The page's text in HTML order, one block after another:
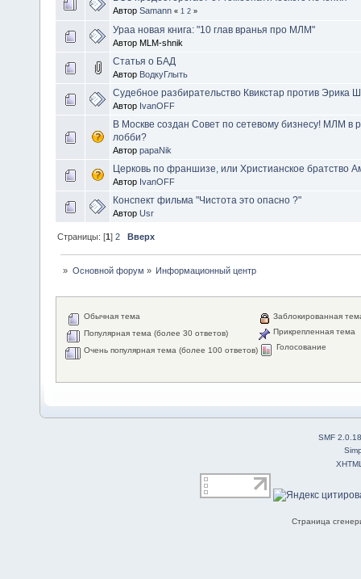
Автор Samann « 1 2 »
Ураа новая книга: "10 глав вранья про МЛМ"
Автор MLM-shnik
Статья о БАД
Автор ВодкуГлыть
Судебное разбирательство Квикстар против Эрика
Автор IvanOFF
В Москве создан Совет по сетевому бизнесу! МЛМ в
лобби?
Автор papaNik
Церковь по франшизе, или Христианское братство
Автор IvanOFF
Конспект фильма "Чистота это опасно ?"
Автор Usr
Страницы: [1]2 Вверх
» Основной форум » Информационный центр
Обычная тема
Популярная тема (более 30 ответов)
Очень популярная тема (более 100 ответов)
Заблокированная
Прикрепленная тема
Голосование
SMF 2.0.18
Страница